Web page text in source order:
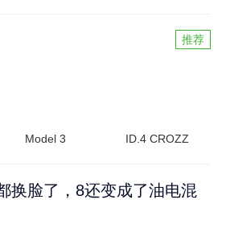
推荐
Model 3 ID.4 CROZZ
换脸了，8还变成了油电混